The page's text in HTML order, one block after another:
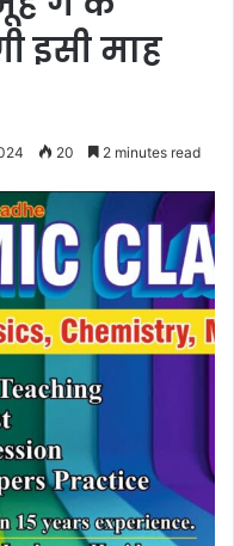
इसी माह
20 2 minutes read